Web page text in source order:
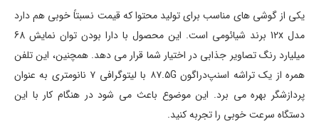
یکی از گوشی های مناسب برای تولید محتوا که قیمت نسبتاً خوبی هم دارد
مدل 12x برند شیائومی است. این محصول با دارا بودن توان نمایش 68
میلیارد رنگ تصاویر جذابی در اختیار شما قرار می دهد. همچنین، این تلفن
همره از یک تراشه اسنپ‌دراگون ۸۷.۵G با لیتوگرافی ۷ نانومتری به عنوان
پردازشگر بهره می برد. این موضوع باعث می شود در هنگام کار با این
دستگاه سرعت خوبی را تجربه کنید.